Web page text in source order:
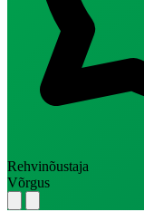
Rehvinõustaja
Võrgus